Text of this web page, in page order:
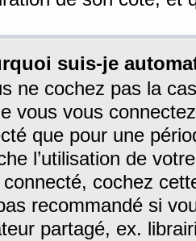
suis-je
ne cochez pas la
vous vous
que pour une
l’utilisation de
cochez
recommandé si
partagé, ex.